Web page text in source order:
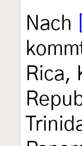
Nach
Rica,